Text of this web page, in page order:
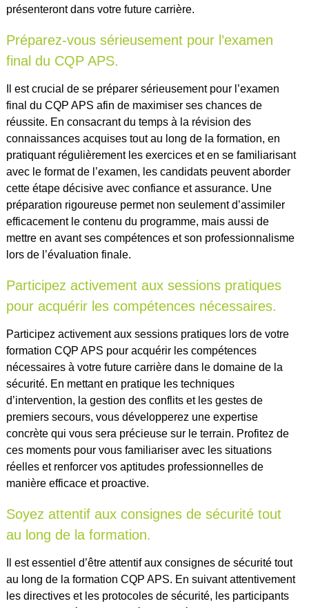
présenteront dans votre future carrière.
Préparez-vous sérieusement pour l’examen
final du CQP APS.
Il est crucial de se préparer sérieusement pour l’examen
final du CQP APS afin de maximiser ses chances de
réussite. En consacrant du temps à la révision des
connaissances acquises tout au long de la formation, en
pratiquant régulièrement les exercices et en se familiarisant
avec le format de l’examen, les candidats peuvent aborder
cette étape décisive avec confiance et assurance. Une
préparation rigoureuse permet non seulement d’assimiler
efficacement le contenu du programme, mais aussi de
mettre en avant ses compétences et son professionnalisme
lors de l’évaluation finale.
Participez activement aux sessions pratiques
pour acquérir les compétences nécessaires.
Participez activement aux sessions pratiques lors de votre
formation CQP APS pour acquérir les compétences
nécessaires à votre future carrière dans le domaine de la
sécurité. En mettant en pratique les techniques
d’intervention, la gestion des conflits et les gestes de
premiers secours, vous développerez une expertise
concrète qui vous sera précieuse sur le terrain. Profitez de
ces moments pour vous familiariser avec les situations
réelles et renforcer vos aptitudes professionnelles de
manière efficace et proactive.
Soyez attentif aux consignes de sécurité tout
au long de la formation.
Il est essentiel d’être attentif aux consignes de sécurité tout
au long de la formation CQP APS. En suivant attentivement
les directives et les protocoles de sécurité, les participants